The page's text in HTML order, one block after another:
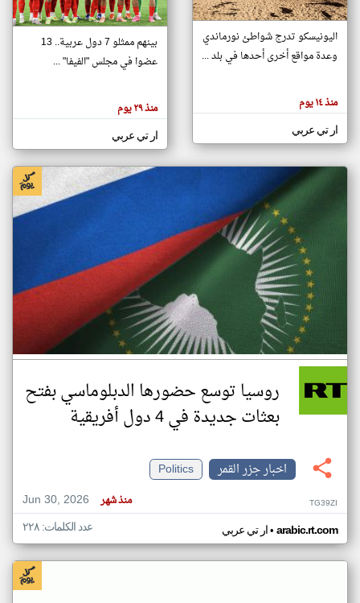
تغيير الدولة
اخبار جزر القمر على مدار الساعة
أهم اخبار جزر القمر العاجلة والمباشرة
هنا عن
وجهة
كاتبيها.
اليونيسكو تدرج شواطئ نورماندي
وعدة مواقع أخرى أحدها في بلد ...
منذ ١٤ يوم
ار تي عربي
بينهم ممثلو 7 دول عربية.. 13
عضوا في مجلس "الفيفا" ...
منذ ٢٩ يوم
ار تي عربي
روسيا توسع حضورها الدبلوماسي بفتح
بعثات جديدة في 4 دول أفريقية
اخبار جزر القمر
Politics
Jun 30, 2026
منذ شهر TG39ZI
ار تي عربي• arabic.rt.com عدد الكلمات: ٢٢٨
klyoum.com